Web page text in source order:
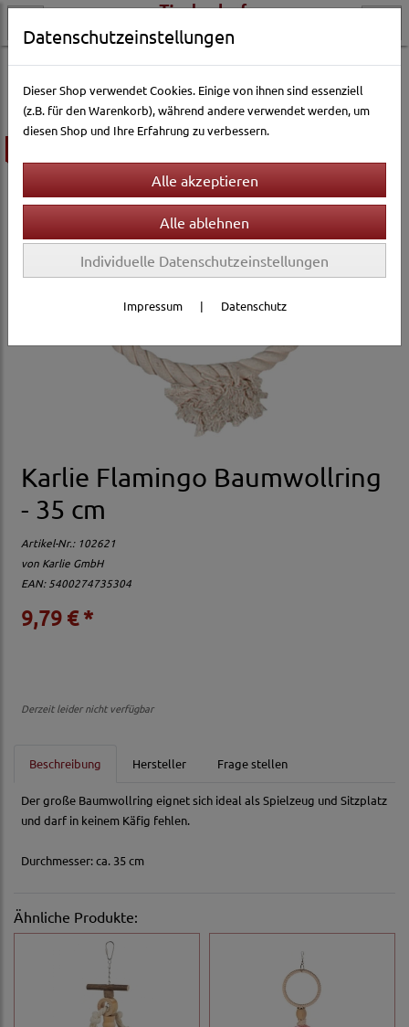
Vogelwelt Ausstattung & Zubehör Vogelschaukeln
Karlie Flamingo Baumwollring
- 35 cm
Artikel-Nr.: 102621
von Karlie GmbH
EAN: 5400274735304
9,79 € *
Derzeit leider nicht verfügbar
Beschreibung Hersteller Frage stellen
Der große Baumwollring eignet sich ideal als Spielzeug und Sitzplatz
und darf in keinem Käfig fehlen.
Durchmesser: ca. 35 cm
Ähnliche Produkte:
Datenschutzeinstellungen
Dieser Shop verwendet Cookies. Einige von ihnen sind essenziell
(z.B. für den Warenkorb), während andere verwendet werden, um
diesen Shop und Ihre Erfahrung zu verbessern.
Individuelle Datenschutzeinstellungen
Impressum | Datenschutz